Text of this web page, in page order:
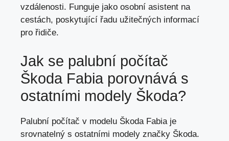
vzdálenosti. Funguje jako osobní asistent na
cestách, poskytující řadu užitečných informací
pro řidiče.
Jak se palubní počítač
Škoda Fabia porovnává s
ostatními modely Škoda?
Palubní počítač v modelu Škoda Fabia je
srovnatelný s ostatními modely značky Škoda.